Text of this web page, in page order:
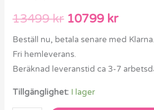
13499kr 13499 kr.
10799 kr10799
Beställ nu, betala senare med Klarna.
Fri hemleverans.
Beräknad leveranstid ca 3-7
Tillgänglighet: I lager